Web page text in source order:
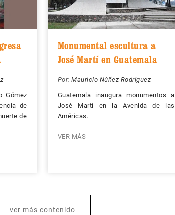
Gómez
de
de
Monumental escultura a
José Martí en Guatemala
Por: Mauricio Núñez Rodríguez
Guatemala inaugura monumentos a
José Martí en la Avenida de las
Américas.
VER MÁS
ver más contenido